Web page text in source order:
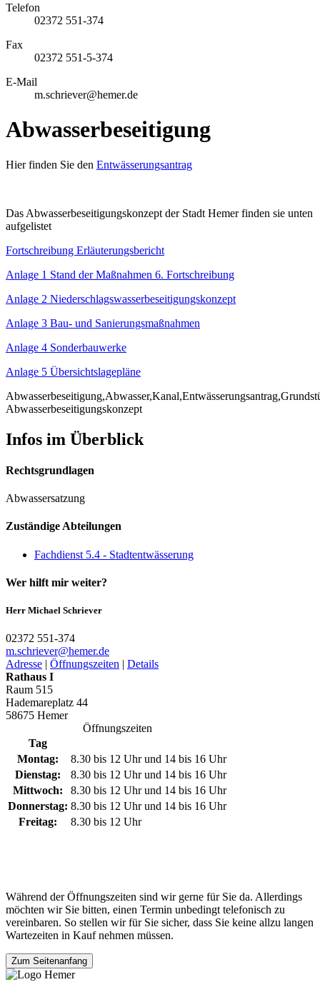
Telefon
02372 551-374
Fax
02372 551-5-374
E-Mail
m.schriever@hemer.de
Abwasserbeseitigung
Hier finden Sie den Entwässerungsantrag
Das Abwasserbeseitigungskonzept der Stadt Hemer finden sie unten
aufgelistet
Fortschreibung Erläuterungsbericht
Anlage 1 Stand der Maßnahmen 6. Fortschreibung
Anlage 2 Niederschlagswasserbeseitigungskonzept
Anlage 3 Bau- und Sanierungsmaßnahmen
Anlage 4 Sonderbauwerke
Anlage 5 Übersichtslagepläne
Abwasserbeseitigungskonzept
Infos im Überblick
Rechtsgrundlagen
Abwassersatzung
Zuständige Abteilungen
Fachdienst 5.4 - Stadtentwässerung
Wer hilft mir weiter?
Herr Michael Schriever
02372 551-374
m.schriever@­hemer.de
Adresse | Öffnungszeiten | Details
Rathaus I
Raum 515
Hademareplatz 44
58675 Hemer
Öffnungszeiten
Tag
Montag:
8.30 bis 12 Uhr und 14 bis 16 Uhr
Dienstag:
8.30 bis 12 Uhr und 14 bis 16 Uhr
Mittwoch:
8.30 bis 12 Uhr und 14 bis 16 Uhr
Donnerstag: 8.30 bis 12 Uhr und 14 bis 16 Uhr
Freitag:
8.30 bis 12 Uhr
Während der Öffnungszeiten sind wir gerne für Sie da. Allerdings
möchten wir Sie bitten, einen Termin unbedingt telefonisch zu
vereinbaren. So stellen wir für Sie sicher, dass Sie keine allzu langen
Wartezeiten in Kauf nehmen müssen.
Zum Seitenanfang